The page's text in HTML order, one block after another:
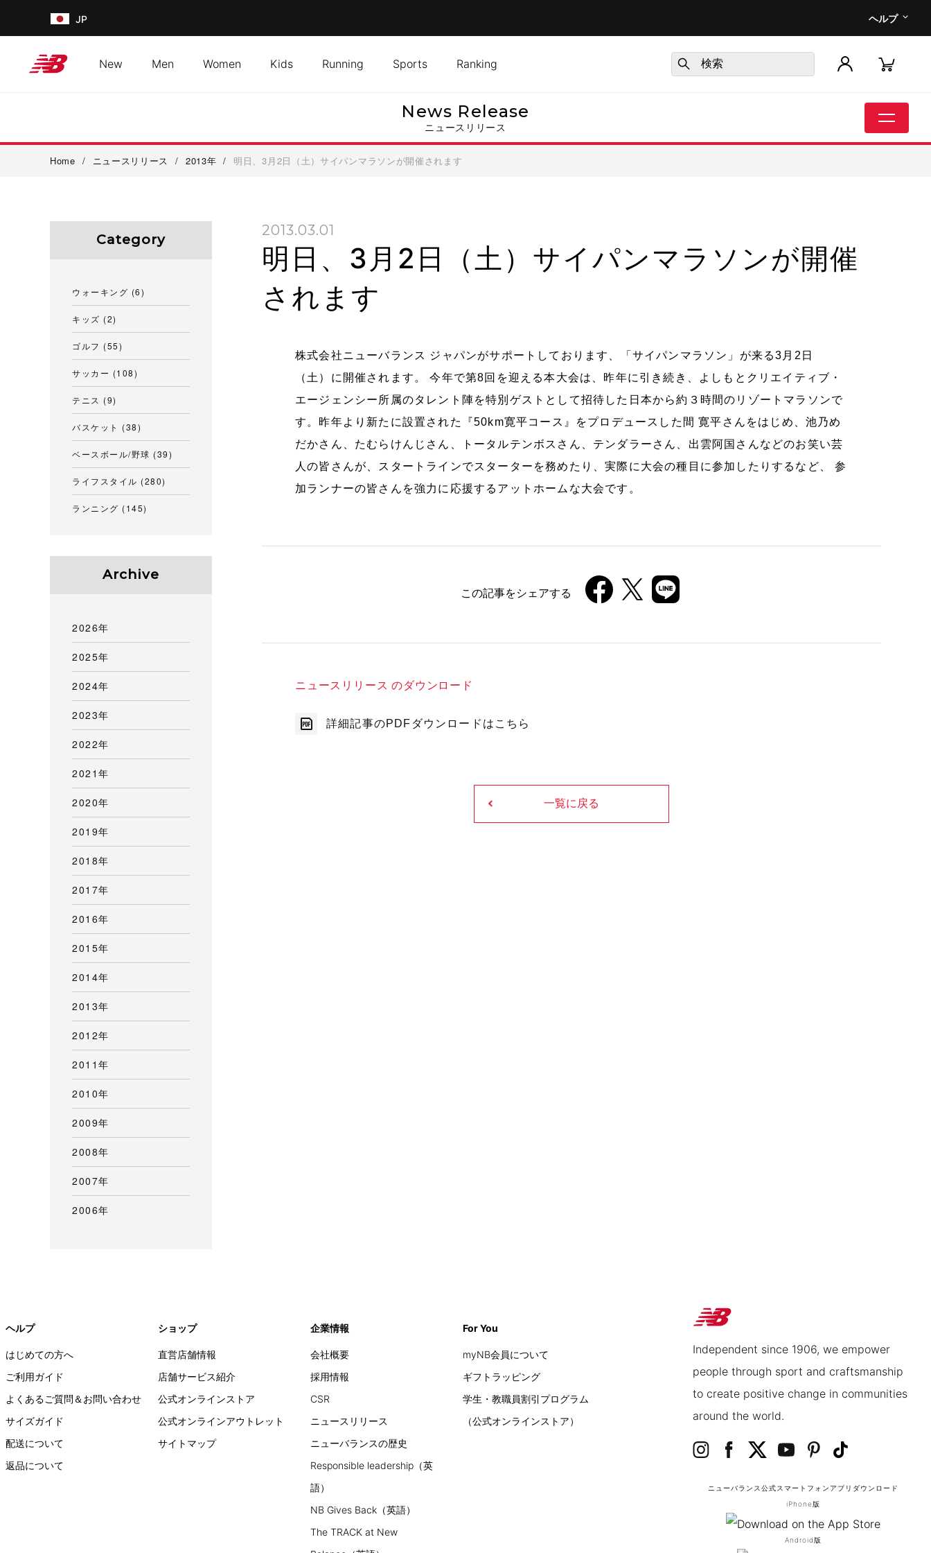
JP ヘルプ
New Men Women Kids Running Sports Ranking
News Release
ニュースリリース
Home / ニュースリリース / 2013年 / 明日、3月2日（土）サイパンマラソンが開催されます
2013.03.01
明日、3月2日（土）サイパンマラソンが開催
されます
株式会社ニューバランス ジャパンがサポートしております、「サイパンマラソン」が来る3月2日
（土）に開催されます。 今年で第8回を迎える本大会は、昨年に引き続き、よしもとクリエイティブ・
エージェンシー所属のタレント陣を特別ゲストとして招待した日本から約３時間のリゾートマラソンで
す。昨年より新たに設置された『50km寛平コース』をプロデュースした間 寛平さんをはじめ、池乃め
だかさん、たむらけんじさん、トータルテンボスさん、テンダラーさん、出雲阿国さんなどのお笑い芸
人の皆さんが、スタートラインでスターターを務めたり、実際に大会の種目に参加したりするなど、 参
加ランナーの皆さんを強力に応援するアットホームな大会です。
この記事をシェアする
ニュースリリース のダウンロード
詳細記事のPDFダウンロードはこちら
一覧に戻る
Category
ウォーキング (6)
キッズ (2)
ゴルフ (55)
サッカー (108)
テニス (9)
バスケット (38)
ベースボール/野球 (39)
ライフスタイル (280)
ランニング (145)
Archive
2026年
2025年
2024年
2023年
2022年
2021年
2020年
2019年
2018年
2017年
2016年
2015年
2014年
2013年
2012年
2011年
2010年
2009年
2008年
2007年
2006年
ヘルプ
はじめての方へ
ご利用ガイド
よくあるご質問＆お問い合わせ
サイズガイド
配送について
返品について
ショップ
直営店舗情報
店舗サービス紹介
公式オンラインストア
公式オンラインアウトレット
サイトマップ
企業情報
会社概要
採用情報
CSR
ニュースリリース
ニューバランスの歴史
Responsible leadership（英
語）
NB Gives Back（英語）
The TRACK at New
For You
myNB会員について
ギフトラッピング
学生・教職員割引プログラム
（公式オンラインストア）
Independent since 1906, we empower
people through sport and craftsmanship
to create positive change in communities
around the world.
ニューバランス公式スマートフォンアプリ ダウンロード
iPhone版
Android版